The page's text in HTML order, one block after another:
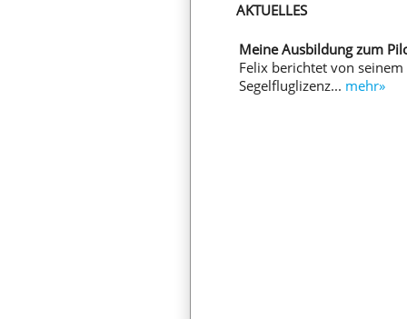
AKTUELLES
Meine Ausbildung zum
Felix berichtet von seinem
Segelfluglizenz... mehr»